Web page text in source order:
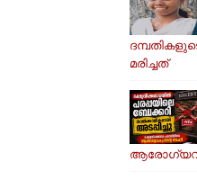
മരിച്ചത്